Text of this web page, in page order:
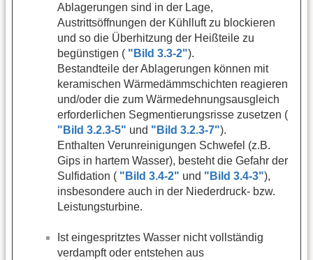
Ablagerungen sind in der Lage,
Austrittsöffnungen der Kühlluft zu blockieren
und so die Überhitzung der Heißteile zu
begünstigen ( "Bild 3.3-2").
Bestandteile der Ablagerungen können mit
keramischen Wärmedämmschichten reagieren
und/oder die zum Wärmedehnungsausgleich
erforderlichen Segmentierungsrisse zusetzen (
"Bild 3.2.3-5" und "Bild 3.2.3-7").
Enthalten Verunreinigungen Schwefel (z.B.
Gips in hartem Wasser), besteht die Gefahr der
Sulfidation ( "Bild 3.4-2" und "Bild 3.4-3"),
insbesondere auch in der Niederdruck- bzw.
Leistungsturbine.
Ist eingespritztes Wasser nicht vollständig
verdampft oder entstehen aus